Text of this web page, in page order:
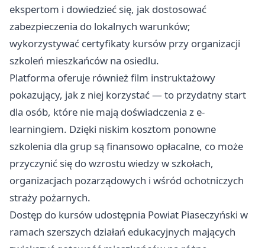
ekspertom i dowiedzieć się, jak dostosować
zabezpieczenia do lokalnych warunków;
wykorzystywać certyfikaty kursów przy organizacji
szkoleń mieszkańców na osiedlu.
Platforma oferuje również film instruktażowy
pokazujący, jak z niej korzystać — to przydatny start
dla osób, które nie mają doświadczenia z e-
learningiem. Dzięki niskim kosztom ponowne
szkolenia dla grup są finansowo opłacalne, co może
przyczynić się do wzrostu wiedzy w szkołach,
organizacjach pozarządowych i wśród ochotniczych
straży pożarnych.
Dostęp do kursów udostępnia Powiat Piaseczyński w
ramach szerszych działań edukacyjnych mających